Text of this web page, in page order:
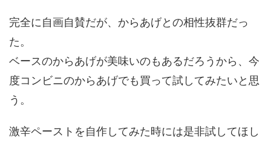
完全に自画自賛だが、からあげとの相性抜群だっ
た。
ベースのからあげが美味いのもあるだろうから、今
度コンビニのからあげでも買って試してみたいと思
う。
激辛ペーストを自作してみた時には是非試してほし